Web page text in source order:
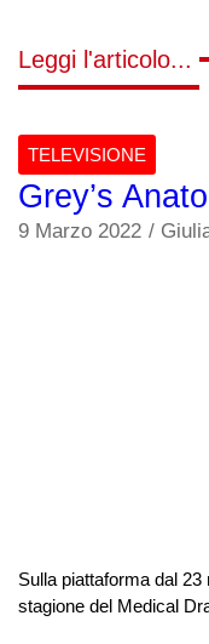
Leggi l'articolo...
TELEVISIONE
Grey’s
9 Marzo 2022 /
Sulla piattaforma dal
stagione del Medical